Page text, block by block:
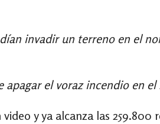
invadir un terreno en el
el voraz incendio en
y ya alcanza las 259.800